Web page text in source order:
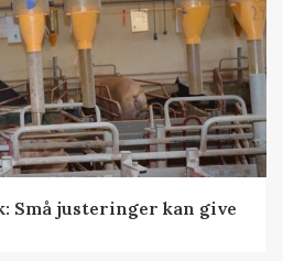
Små justeringer kan give